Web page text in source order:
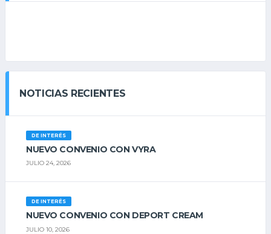
NOTICIAS RECIENTES
DE INTERÉS
NUEVO CONVENIO CON VYRA
JULIO 24, 2026
DE INTERÉS
NUEVO CONVENIO CON DEPORT CREAM
JULIO 10, 2026